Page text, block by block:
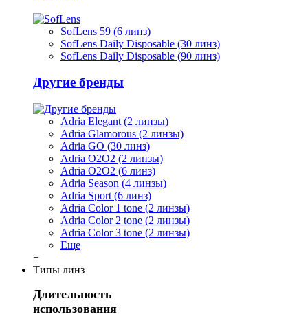
SofLens 59 (6 линз)
SofLens Daily Disposable (30 линз)
SofLens Daily Disposable (90 линз)
Другие бренды
Adria Elegant (2 линзы)
Adria Glamorous (2 линзы)
Adria GO (30 линз)
Adria O2O2 (2 линзы)
Adria O2O2 (6 линз)
Adria Season (4 линзы)
Adria Sport (6 линз)
Adria Сolor 1 tone (2 линзы)
Adria Сolor 2 tone (2 линзы)
Adria Сolor 3 tone (2 линзы)
Еще
+
Типы линз
Длительность
использования